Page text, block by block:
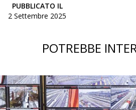
PUBBLICATO IL
2 Settembre 2025
POTREBBE